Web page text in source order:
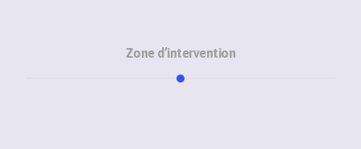
Zone d’intervention